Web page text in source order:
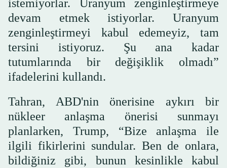
istemiyorlar. Uranyum zenginleştirmeye
devam etmek istiyorlar. Uranyum
zenginleştirmeyi kabul edemeyiz, tam
tersini istiyoruz. Şu ana kadar
tutumlarında bir değişiklik olmadı”
ifadelerini kullandı.
Tahran, ABD'nin önerisine aykırı bir
nükleer anlaşma önerisi sunmayı
planlarken, Trump, “Bize anlaşma ile
ilgili fikirlerini sundular. Ben de onlara,
bildiğiniz gibi, bunun kesinlikle kabul